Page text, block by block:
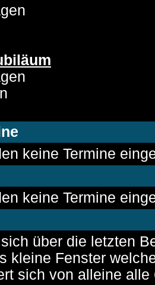
keine Termine
keine Termine
über die letzten
kleine Fenster
sich von alleine alle